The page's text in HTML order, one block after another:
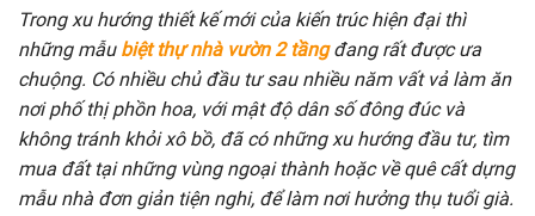
Trong xu hướng thiết kế mới của kiến trúc hiện đại thì
những mẫu biệt thự nhà vườn 2 tầngđang rất được ưa
chuộng. Có nhiều chủ đầu tư sau nhiều năm vất vả làm ăn
nơi phố thị phồn hoa, với mật độ dân số đông đúc và
không tránh khỏi xô bồ, đã có những xu hướng đầu tư, tìm
mua đất tại những vùng ngoại thành hoặc về quê cất dựng
mẫu nhà đơn giản tiện nghi, để làm nơi hưởng thụ tuổi già.